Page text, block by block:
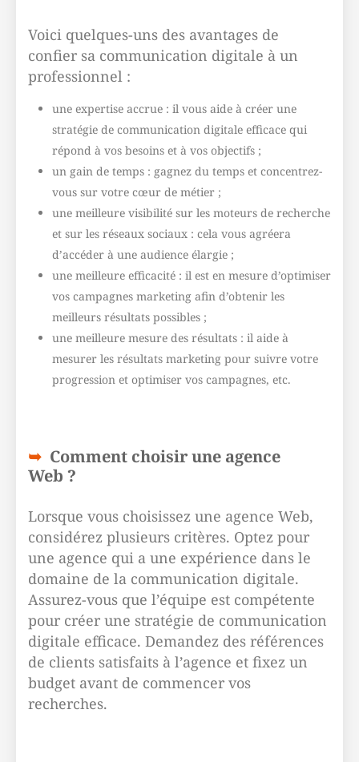
Voici quelques-uns des avantages de
confier sa communication digitale à un
professionnel :
une expertise accrue : il vous aide à créer une
stratégie de communication digitale efficace qui
répond à vos besoins et à vos objectifs ;
un gain de temps : gagnez du temps et concentrez-
vous sur votre cœur de métier ;
une meilleure visibilité sur les moteurs de recherche
et sur les réseaux sociaux : cela vous agréera
d’accéder à une audience élargie ;
une meilleure efficacité : il est en mesure d’optimiser
vos campagnes marketing afin d’obtenir les
meilleurs résultats possibles ;
une meilleure mesure des résultats : il aide à
mesurer les résultats marketing pour suivre votre
progression et optimiser vos campagnes, etc.
Comment choisir une agence
Web ?
Lorsque vous choisissez une agence Web,
considérez plusieurs critères. Optez pour
une agence qui a une expérience dans le
domaine de la communication digitale.
Assurez-vous que l’équipe est compétente
pour créer une stratégie de communication
digitale efficace. Demandez des références
de clients satisfaits à l’agence et fixez un
budget avant de commencer vos
recherches.